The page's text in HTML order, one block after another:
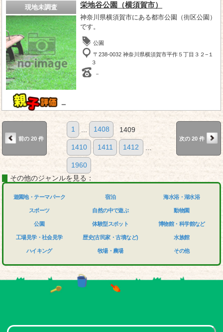
現地未調査
－
栄地谷公園（横須賀市）
神奈川県横須賀市にある都市公園（街区公園）
です。
公園
〒238-0032 神奈川県横須賀市平作５丁目３２−１
３
－
前の 20 件
1 1408 1409
1410 1411 1412
1960
次の 20 件
その他のジャンルを見る：
遊園地・テーマパーク
スポーツ
公園
工場見学・社会見学
ハイキング
宿泊
自然の中で遊ぶ
体験型スポット
歴史(古民家・古墳など)
牧場・農場
海水浴・湖水浴
動物園
博物館・科学館など
水族館
その他